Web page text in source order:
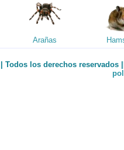
Arañas
|| Todos los derechos